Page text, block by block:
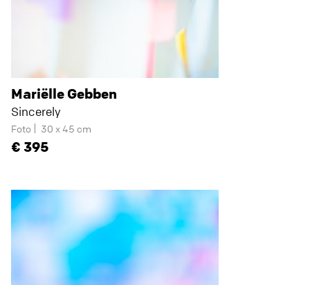
Mariëlle Gebben
Sincerely
Foto 30 x 45 cm
395